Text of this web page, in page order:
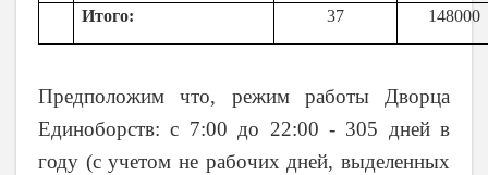
Итого: 37 148000
Предположим что, режим работы Дворца
Единоборств: с 7:00 до 22:00 - 305 дней в
году (с учетом не рабочих дней, выделенных